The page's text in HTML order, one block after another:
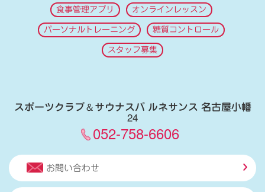
食事管理アプリ オンラインレッスン
パーソナルトレーニング 糖質コントロール
スタッフ募集
スポーツクラブ＆サウナスパ ルネサンス 名古屋小幡
24
052-758-6606
お問い合わせ